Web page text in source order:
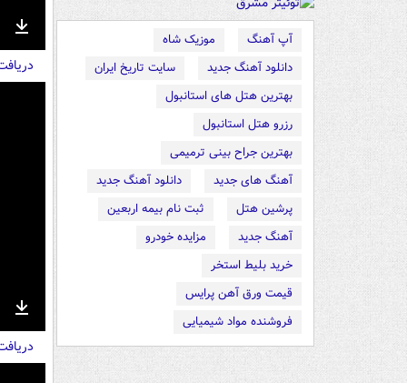
آپ آهنگ
موزیک شاه
دانلود آهنگ جدید
سایت تاریخ ایران
بهترین هتل های استانبول
رزرو هتل استانبول
بهترین جراح بینی ترمیمی
آهنگ های جدید
دانلود آهنگ جدید
پرشین هتل
ثبت نام بیمه اربعین
آهنگ جدید
مزایده خودرو
خرید بلیط استخر
قیمت ورق آهن پرایس
فروشنده مواد شیمیایی